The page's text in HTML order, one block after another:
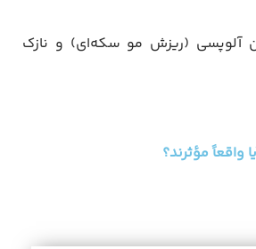
آلوپسی (ریزش مو سکه‌ای) و نازک
واقعاً مؤثرند؟